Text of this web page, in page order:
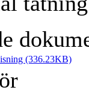
(336.23KB)